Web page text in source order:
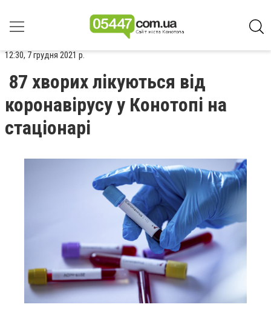
12:30, 7 грудня 2021 р.
87 хворих лікуються від
коронавірусу у Конотопі на
стаціонарі